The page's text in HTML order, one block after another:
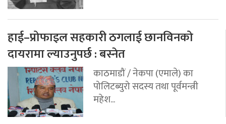
हाई–प्रोफाइल सहकारी ठगलाई छानविनको
दायरामा ल्याउनुपर्छ : बस्नेत
काठमाडौं / नेकपा (एमाले) का
पोलिटब्युरो सदस्य तथा पूर्वमन्त्री
महेश...